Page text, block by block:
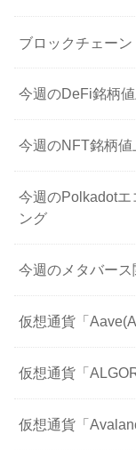
ブロックチェーン
今週のDeFi銘柄
今週のNFT銘柄
今週のPolkadotエ
ング
今週のメタバー
仮想通貨「
仮想通貨「
仮想通貨「